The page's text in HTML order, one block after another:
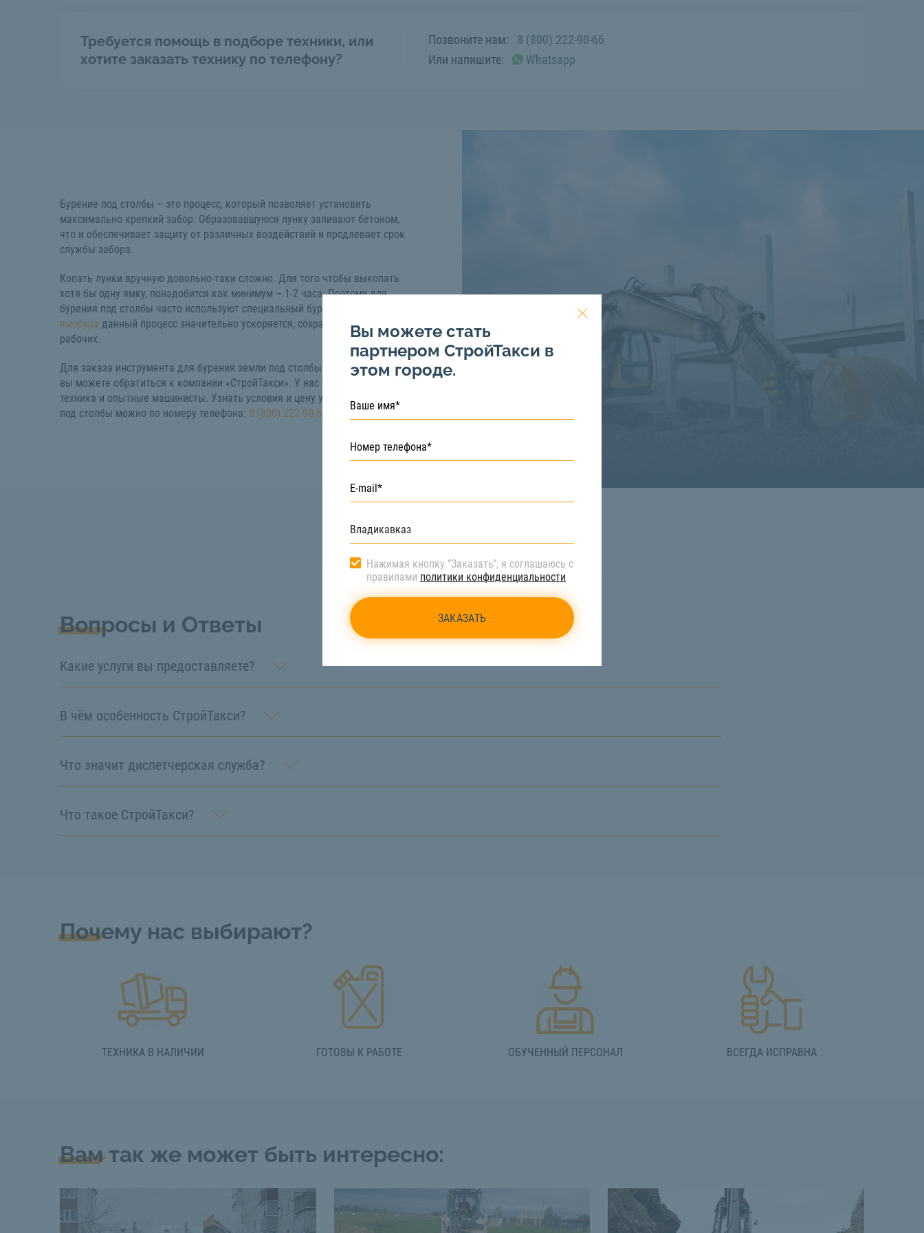
Требуется помощь в подборе техники, или
хотите заказать технику по телефону?
Позвоните нам:
8 (800) 222-90-66
Или напишите:
Whatsapp
Бурение под столбы – это процесс, который позволяет установить
максимально крепкий забор. Образовавшуюся лунку заливают бетоном,
что и обеспечивает защиту от различных воздействий и продлевает срок
службы забора.
Копать лунки вручную довольно-таки сложно. Для того чтобы выкопать
хотя бы одну ямку, понадобится как минимум – 1-2 часа. Поэтому для
бурения под столбы часто используют специальный бур. С помощью
ямобура данный процесс значительно ускоряется, сохраняя силы и время
рабочих.
Для заказа инструмента для бурения земли под столбы во Владикавказе
вы можете обратиться к компании «СтройТакси». У нас только исправная
техника и опытные машинисты. Узнать условия и цену услуги бурения ям
под столбы можно по номеру телефона: 8 (800) 222-90-66
Вопросы и Ответы
Какие услуги вы предоставляете?
В чём особенность СтройТакси?
Что значит диспетчерская служба?
Что такое СтройТакси?
Почему нас выбирают?
ТЕХНИКА В НАЛИЧИИ ГОТОВЫ К РАБОТЕ ОБУЧЕННЫЙ ПЕРСОНАЛ ВСЕГДА ИСПРАВНА
Вам так же может быть интересно:
Вы можете стать
партнером СтройТакси в
этом городе.
Нажимая кнопку “Заказать”, я соглашаюсь с
правилами политики конфиденциальности